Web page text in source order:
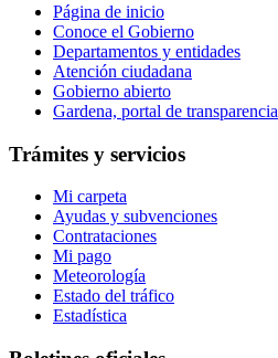
Página de inicio
Conoce el Gobierno
Departamentos y entidades
Atención ciudadana
Gobierno abierto
Gardena, portal de transparencia
Trámites y servicios
Mi carpeta
Ayudas y subvenciones
Contrataciones
Mi pago
Meteorología
Estado del tráfico
Estadística